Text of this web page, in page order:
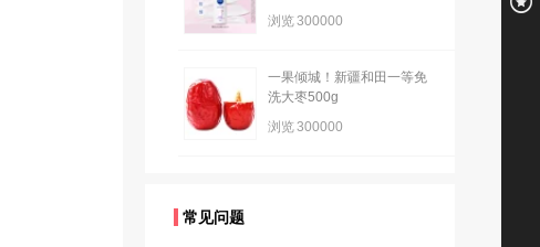
浏览300000
一果倾城！新疆和田一等免
洗大枣500g
浏览300000
常见问题